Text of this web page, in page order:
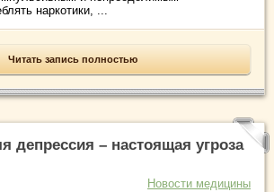
наркотики, ...
Читать запись полностью
депрессия – настоящая угроза
Новости медицины